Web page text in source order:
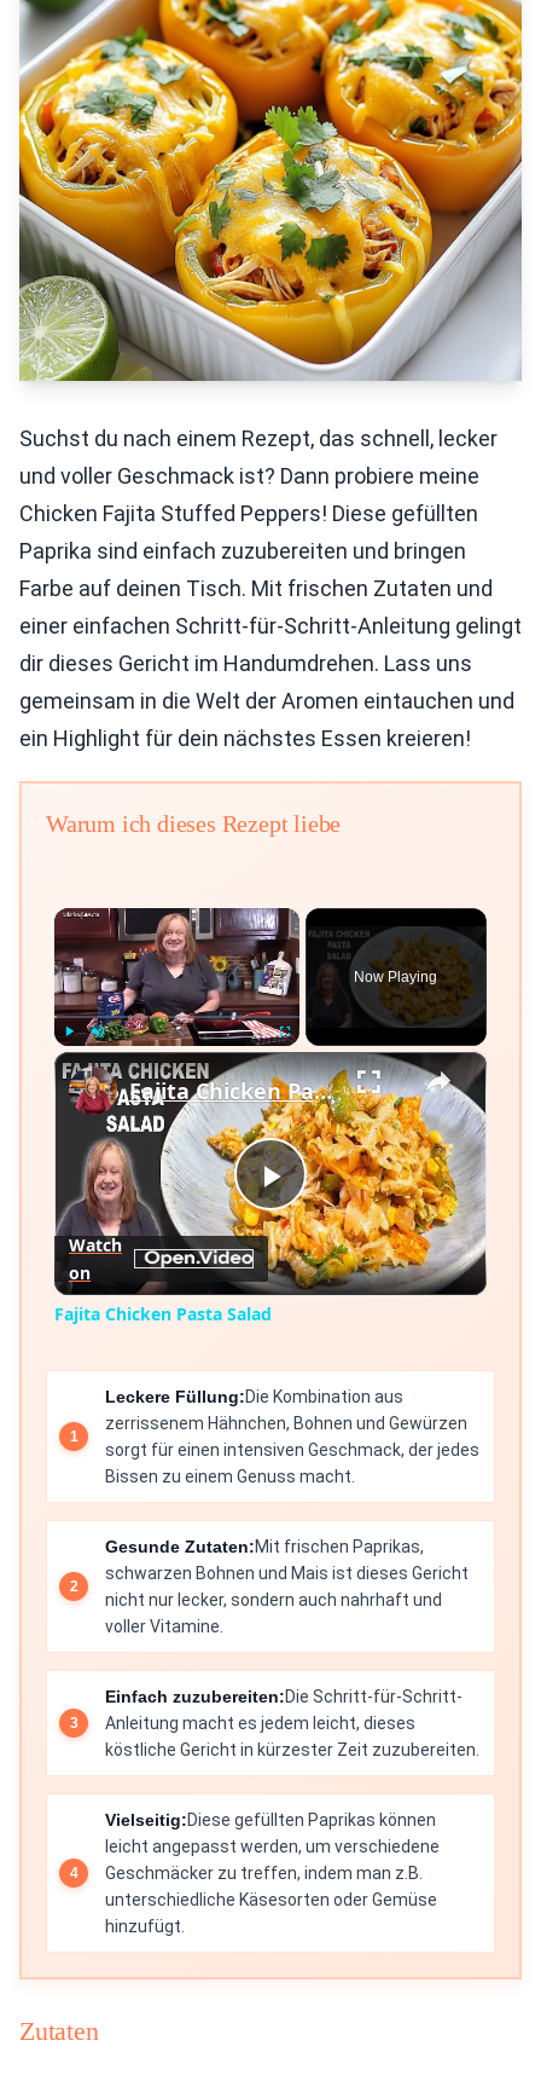
Suchst du nach einem Rezept, das schnell, lecker
und voller Geschmack ist? Dann probiere meine
Chicken Fajita Stuffed Peppers! Diese gefüllten
Paprika sind einfach zuzubereiten und bringen
Farbe auf deinen Tisch. Mit frischen Zutaten und
einer einfachen Schritt-für-Schritt-Anleitung gelingt
dir dieses Gericht im Handumdrehen. Lass uns
gemeinsam in die Welt der Aromen eintauchen und
ein Highlight für dein nächstes Essen kreieren!
Warum ich dieses Rezept liebe
×
Fullscreen
Now Playing
×
Play
Video
Fajita Chicken Pasta Salad
Watch
on
Fajita Chicken Pasta Salad
Leckere Füllung:Die Kombination aus
zerrissenem Hähnchen, Bohnen und Gewürzen
sorgt für einen intensiven Geschmack, der jedes
Bissen zu einem Genuss macht.
Gesunde Zutaten:Mit frischen Paprikas,
schwarzen Bohnen und Mais ist dieses Gericht
nicht nur lecker, sondern auch nahrhaft und
voller Vitamine.
Einfach zuzubereiten:Die Schritt-für-Schritt-
Anleitung macht es jedem leicht, dieses
köstliche Gericht in kürzester Zeit zuzubereiten.
Vielseitig:Diese gefüllten Paprikas können
leicht angepasst werden, um verschiedene
Geschmäcker zu treffen, indem man z.B.
unterschiedliche Käsesorten oder Gemüse
hinzufügt.
Zutaten